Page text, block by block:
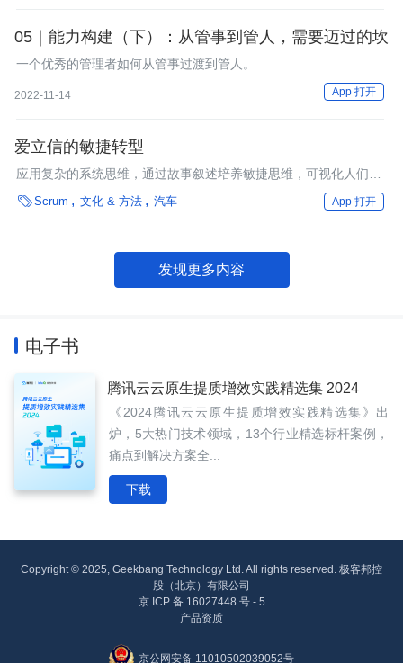
05｜能力构建（下）：从管事到管人，需要迈过的坎
一个优秀的管理者如何从管事过渡到管人。
2022-11-14 App 打开
爱立信的敏捷转型
应用复杂的系统思维，通过故事叙述培养敏捷思维，可视化人们的
交互，这是爱立信推动敏捷转型的一些尝试。由于拥有完全拥抱敏
捷的领导团队，拥有敏捷教练组成的独立小组，在领导团队中经常
Scrum 文化 & 方法 汽车 App 打开
发现更多内容
电子书
腾讯云云原生提质增效实践精选集 2024
《2024腾讯云云原生提质增效实践精选集》出
炉，5大热门技术领域，13个行业精选标杆案例，
痛点到解决方案全...
下载
Copyright © 2025, Geekbang Technology Ltd. All rights reserved. 极客邦控
股（北京）有限公司
京 ICP 备 16027448 号 - 5
产品资质
京公网安备 11010502039052号